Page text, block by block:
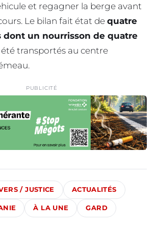
et regagner la berge avant
Le bilan fait état de quatre
dont un nourrisson de quatre
été transportés au centre
PUBLICITÉ
/ JUSTICE ACTUALITÉS
À LA UNE GARD